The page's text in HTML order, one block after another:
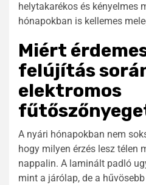
helytakarékos és kényelmes
hónapokban is kellemes
Miért
felújítás
elektromos
A nyári hónapokban nem
hogy milyen érzés lesz télen
nappalin. A laminált padló
mint a járólap, de a